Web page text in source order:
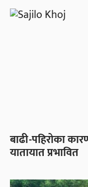
बाढी-पहिरोका
यातायात प्रभावित